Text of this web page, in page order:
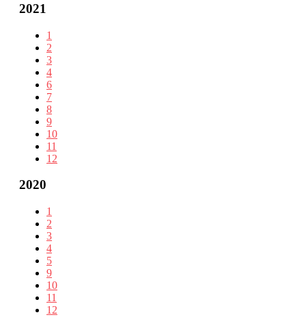
2021
1
2
3
4
6
7
8
9
10
11
12
2020
1
2
3
4
5
9
10
11
12